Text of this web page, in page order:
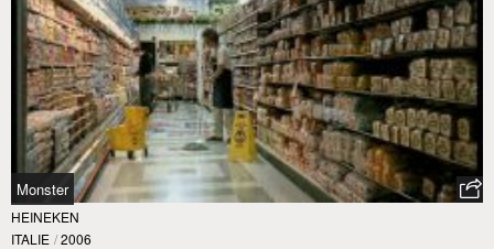
Monster
HEINEKEN
ITALIE / 2006